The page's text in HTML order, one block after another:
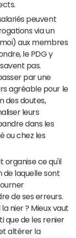
peuvent
via un
aux membres
le PDG y
pas.
par une
agréable pour le
des doutes,
leurs
dans les
ou chez les
organise ce qu'il
de laquelle sont
de ses erreurs.
nier ? Mieux vaut
que de les renier
altérer la